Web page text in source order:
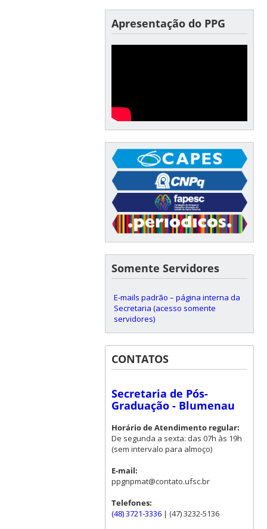
Apresentação do PPG
Somente Servidores
E-mails padrão – página interna da
Secretaria (acesso somente
servidores)
CONTATOS
Secretaria de Pós-
Graduação - Blumenau
Horário de Atendimento regular:
De segunda a sexta: das 07h às 19h
(sem intervalo para almoço)
E-mail:
ppgnpmat@contato.ufsc.br
Telefones:
(48) 3721-3336| (47) 3232-5136